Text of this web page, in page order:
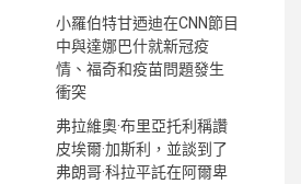
小羅伯特甘迺迪在CNN節目
中與達娜巴什就新冠疫
情、福奇和疫苗問題發生
衝突
弗拉維奧·布里亞托利稱讚
皮埃爾·加斯利，並談到了
弗朗哥·科拉平託在阿爾卑